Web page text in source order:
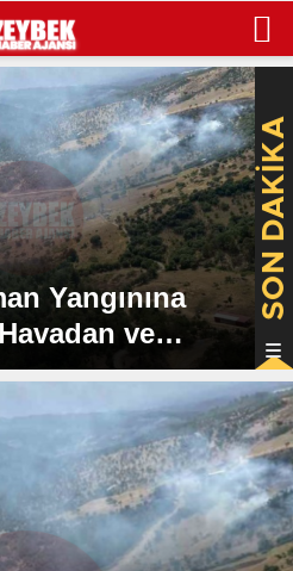
Yangınına
ve
Devam
SON DAKİKA